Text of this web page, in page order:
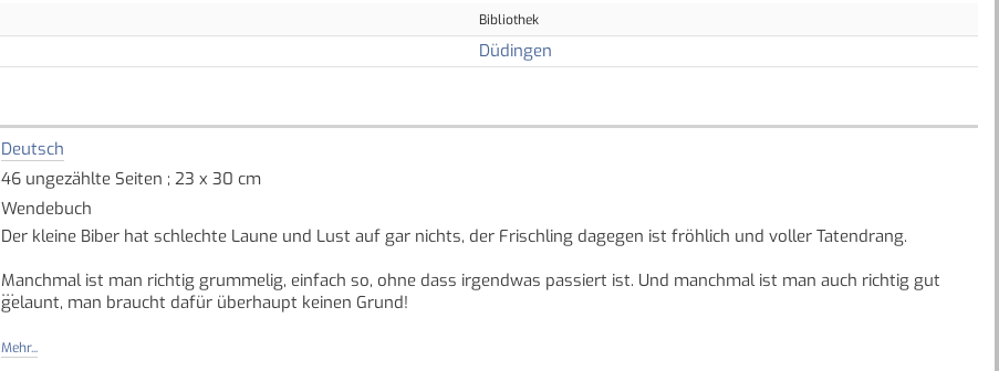
Bibliothek
Düdingen
Deutsch
46 ungezählte Seiten ; 23 x 30 cm
Wendebuch
Der kleine Biber hat schlechte Laune und Lust auf gar nichts, der Frischling dagegen ist fröhlich und voller Tatendrang.
Manchmal ist man richtig grummelig, einfach so, ohne dass irgendwas passiert ist. Und manchmal ist man auch richtig gut
gelaunt, man braucht dafür überhaupt keinen Grund!
Vielleicht ist es ja in Ordnung, schlechte Laune zu haben - genauso wie gute Laune!
Mehr...